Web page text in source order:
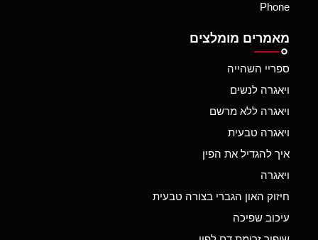
Phone
מאמרים מומלצים
ספריי השהייה
ויאגרה לנשים
ויאגרה ללא מרשם
ויאגרה טבעית
איך להגדיל את הפין
ויאגרה
חיזוק האון הגברי בצורה טבעית
עיכוב שפיכה